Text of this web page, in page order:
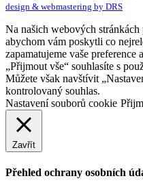
design & webmastering by DRS
Na našich webových
abychom vám poskytli co
zapamatujeme vaše
„Přijmout vše“ souhlasíte s
Můžete však navštívit
kontrolovaný souhlas.
Nastavení souborů cookie
Zavřít
Přehled ochrany osobních